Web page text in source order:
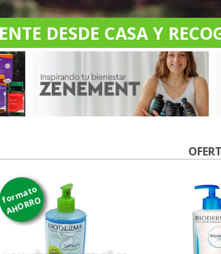
DESDE CASA Y
formato
AHORRO